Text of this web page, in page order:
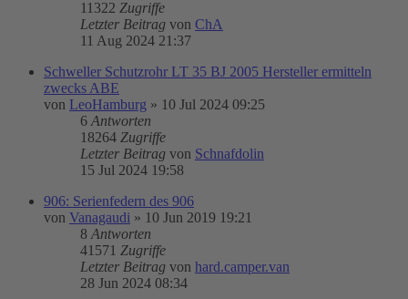
11322 Zugriffe
Letzter Beitrag von ChA
11 Aug 2024 21:37
Schweller Schutzrohr LT 35 BJ 2005 Hersteller ermitteln
zwecks ABE
von LeoHamburg » 10 Jul 2024 09:25
6 Antworten
18264 Zugriffe
Letzter Beitrag von Schnafdolin
15 Jul 2024 19:58
906: Serienfedern des 906
von Vanagaudi » 10 Jun 2019 19:21
8 Antworten
41571 Zugriffe
Letzter Beitrag von hard.camper.van
28 Jun 2024 08:34